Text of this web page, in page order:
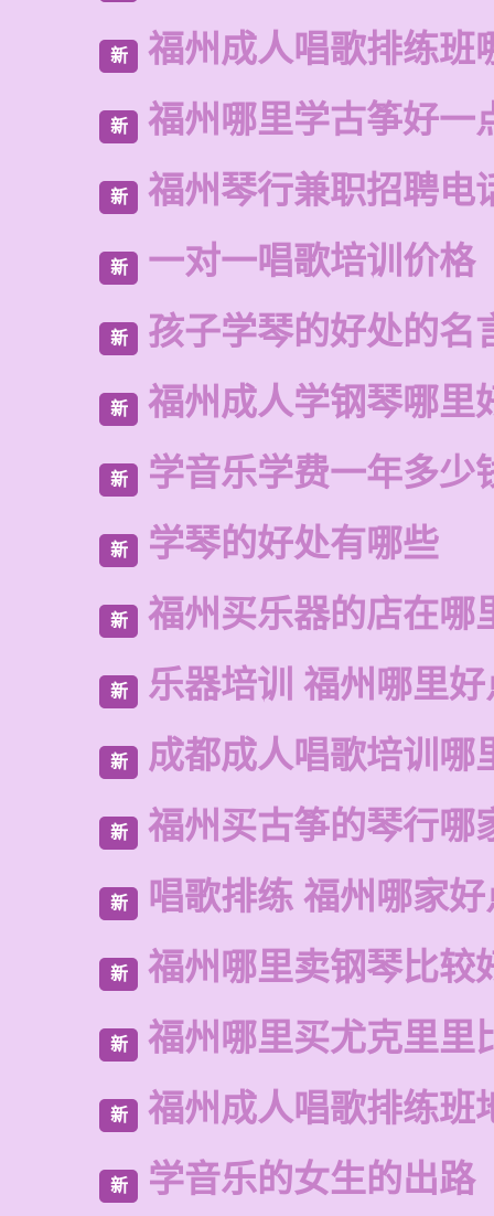
新 福州成人唱歌排练班
新 福州哪里学古筝好一
新 福州琴行兼职招聘电
新 一对一唱歌培训价格
新 孩子学琴的好处的名
新 福州成人学钢琴哪里
新 学音乐学费一年多少
新 学琴的好处有哪些
新 福州买乐器的店在哪
新 乐器培训 福州哪里
新 成都成人唱歌培训哪
新 福州买古筝的琴行哪
新 唱歌排练 福州哪家
新 福州哪里卖钢琴比较
新 福州哪里买尤克里里
新 福州成人唱歌排练班
新 学音乐的女生的出路